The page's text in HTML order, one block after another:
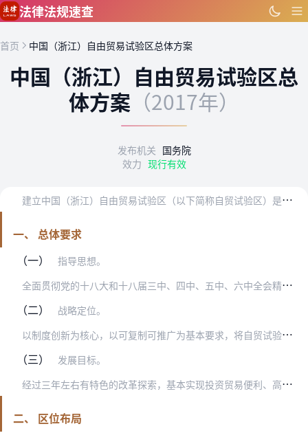
跳到主要内容
法律法规速查
首页 中国（浙江）自由贸易试验区总体方案
中国（浙江）自由贸易试验区总
体方案 （2017年）
发布机关 国务院
效力 现行有效
建
立中国（浙江）自由贸易试验区（以下简称自贸试验区）是党中央、国务院作出的重大决策，是新形势下全面深化改革、扩大开放和提升我国资源配置全球竞争力的重大举措。为全…
一、 总体要求
（一）
指导思想。
全
面贯彻党的十八大和十八届三中、四中、五中、六中全会精神，深入贯彻习近平总书记系列重要讲话精神和治国理政新理念新思想新战略，认真落实党中央、国务院决策部署，统筹…
（二）
战略定位。
以
制度创新为核心，以可复制可推广为基本要求，将自贸试验区建设成为东部地区重要海上开放门户示范区、国际大宗商品贸易自由化先导区和具有国际影响力的资源配置基地。
（三）
发展目标。
经
过三年左右有特色的改革探索，基本实现投资贸易便利、高端产业集聚、法治环境规范、金融服务完善、监管高效便捷、辐射带动作用突出，以油品为核心的大宗商品全球配置能力…
二、 区位布局